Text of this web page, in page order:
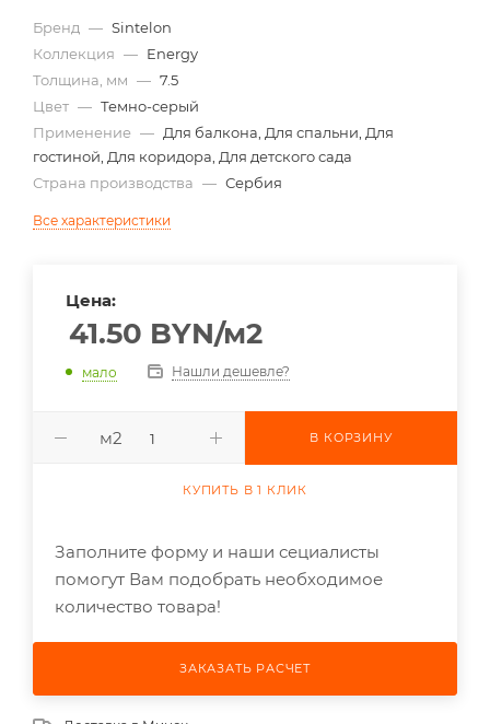
Бренд — Sintelon
Коллекция — Energy
Толщина, мм — 7.5
Цвет — Темно-серый
Применение — Для балкона, Для спальни, Для
гостиной, Для коридора, Для детского сада
Страна производства — Сербия
Все характеристики
Цена:
41.50 BYN/м2
мало Нашли дешевле?
м2 В КОРЗИНУ
КУПИТЬ В 1 КЛИК
Заполните форму и наши сециалисты
помогут Вам подобрать необходимое
количество товара!
ЗАКАЗАТЬ РАСЧЕТ